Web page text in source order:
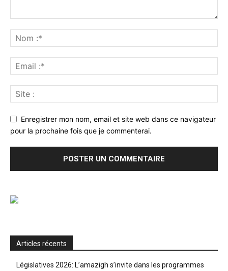
Enregistrer mon nom, email et site web dans ce navigateur
pour la prochaine fois que je commenterai.
Articles récents
Législatives 2026: L’amazigh s’invite dans les programmes